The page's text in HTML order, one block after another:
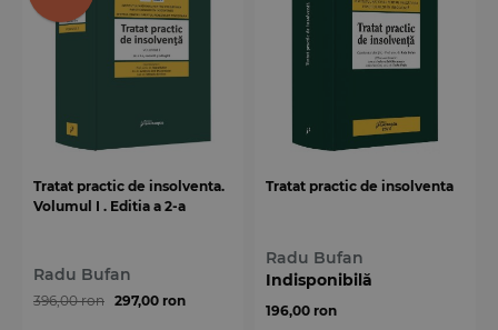
Tratat practic de insolventa.
Volumul I . Editia a 2-a
Radu Bufan
396,00 ron 297,00 ron
Tratat practic de insolventa
Radu Bufan
Indisponibilă
196,00 ron